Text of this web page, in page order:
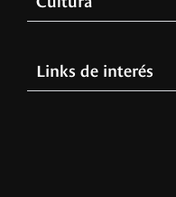
Links de interés